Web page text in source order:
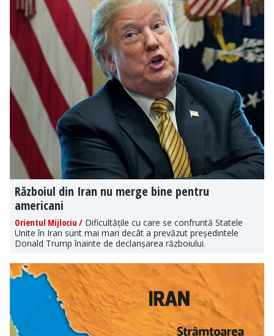
Războiul din Iran nu merge bine pentru
americani
Orientul Mijlociu / Dificultățile cu care se confruntă Statele
Unite în Iran sunt mai mari decât a prevăzut președintele
Donald Trump înainte de declanșarea războiului.